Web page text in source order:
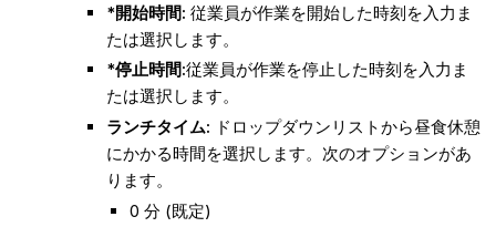
*開始時間: 従業員が作業を開始した時刻を入力ま
たは選択します。
*停止時間:従業員が作業を停止した時刻を入力ま
たは選択します。
ランチタイム: ドロップダウンリストから昼食休憩
にかかる時間を選択します。次のオプションがあ
ります。
0 分 (既定)